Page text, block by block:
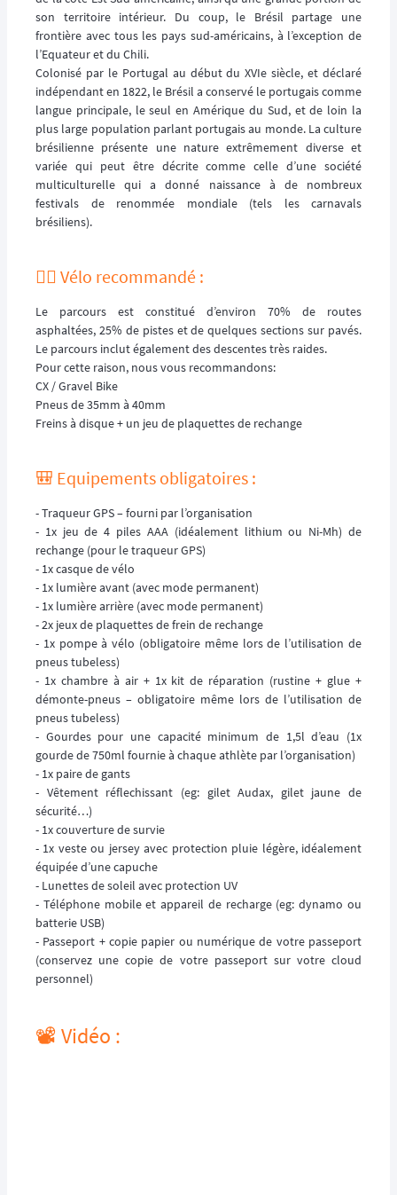
son territoire intérieur. Du coup, le Brésil partage une
frontière avec tous les pays sud-américains, à l’exception de
l’Equateur et du Chili.
Colonisé par le Portugal au début du XVIe siècle, et déclaré
indépendant en 1822, le Brésil a conservé le portugais comme
langue principale, le seul en Amérique du Sud, et de loin la
plus large population parlant portugais au monde. La culture
brésilienne présente une nature extrêmement diverse et
variée qui peut être décrite comme celle d’une société
multiculturelle qui a donné naissance à de nombreux
festivals de renommée mondiale (tels les carnavals
brésiliens).
🚵‍♂️ Vélo recommandé :
Le parcours est constitué d’environ 70% de routes
asphaltées, 25% de pistes et de quelques sections sur pavés.
Le parcours inclut également des descentes très raides.
Pour cette raison, nous vous recommandons:
CX / Gravel Bike
Pneus de 35mm à 40mm
Freins à disque + un jeu de plaquettes de rechange
🎒 Equipements obligatoires :
- Traqueur GPS – fourni par l’organisation
- 1x jeu de 4 piles AAA (idéalement lithium ou Ni-Mh) de
rechange (pour le traqueur GPS)
- 1x casque de vélo
- 1x lumière avant (avec mode permanent)
- 1x lumière arrière (avec mode permanent)
- 2x jeux de plaquettes de frein de rechange
- 1x pompe à vélo (obligatoire même lors de l’utilisation de
pneus tubeless)
- 1x chambre à air + 1x kit de réparation (rustine + glue +
démonte-pneus – obligatoire même lors de l’utilisation de
pneus tubeless)
- Gourdes pour une capacité minimum de 1,5l d’eau (1x
gourde de 750ml fournie à chaque athlète par l’organisation)
- 1x paire de gants
- Vêtement réflechissant (eg: gilet Audax, gilet jaune de
sécurité…)
- 1x couverture de survie
- 1x veste ou jersey avec protection pluie légère, idéalement
équipée d’une capuche
- Lunettes de soleil avec protection UV
- Téléphone mobile et appareil de recharge (eg: dynamo ou
batterie USB)
- Passeport + copie papier ou numérique de votre passeport
(conservez une copie de votre passeport sur votre cloud
personnel)
📽️ Vidéo :